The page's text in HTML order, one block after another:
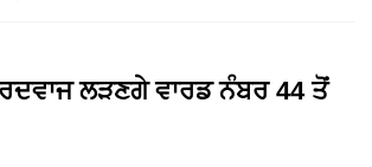
ਲੜਣਗੇ ਵਾਰਡ ਨੰਬਰ 44 ਤੋਂ